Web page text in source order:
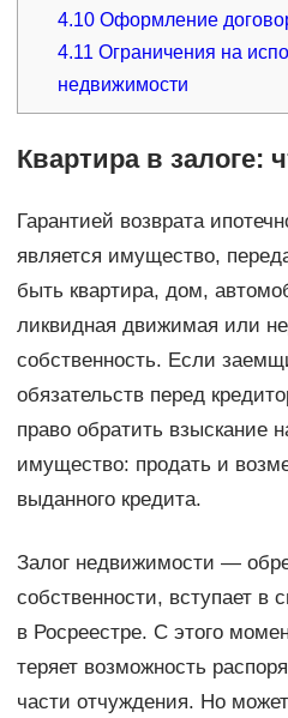
4.10 Оформление
4.11 Ограничения на
недвижимости
Квартира в залоге:
Гарантией возврата
является имущество,
быть квартира, дом,
ликвидная движимая или
собственность. Если
обязательств перед
право обратить взыскание
имущество: продать и
выданного кредита.
Залог недвижимости —
собственности, вступает в
в Росреестре. С этого
теряет возможность
части отчуждения. Но